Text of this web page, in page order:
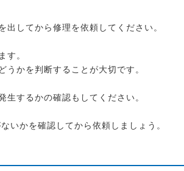
してから修理を依頼してください。
す。
かを判断することが大切です。
するかの確認もしてください。
いかを確認してから依頼しましょう。